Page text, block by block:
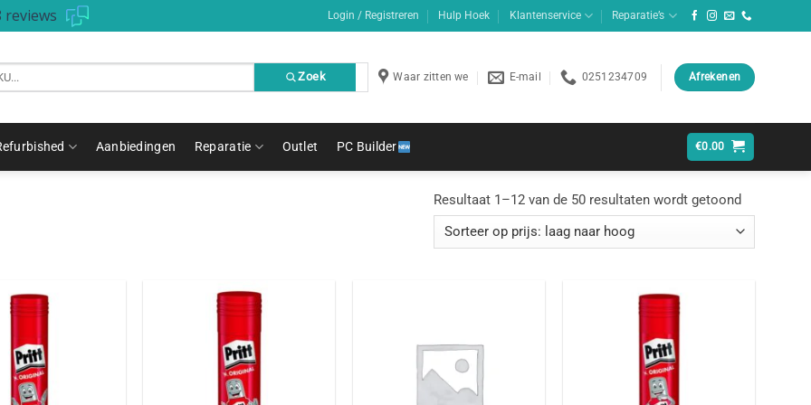
reviews Login / Registreren Hulp Hoek Klantenservice Reparatie’s
Zoek Waar zitten we E-mail 0251234709 Afrekenen
Aanbiedingen Reparatie Outlet PC Builder €0.00
Resultaat 1–12 van de 50 resultaten wordt getoondGesorteerd
op